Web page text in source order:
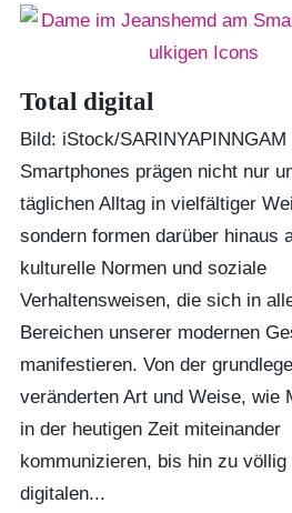
Total digital
Bild: iStock/SARINYAPINNGAM
Smartphones prägen nicht nur
täglichen Alltag in vielfältiger
sondern formen darüber hinaus
kulturelle Normen und soziale
Verhaltensweisen, die sich in
Bereichen unserer modernen
manifestieren. Von der
veränderten Art und Weise, wie
in der heutigen Zeit miteinander
kommunizieren, bis hin zu völlig
digitalen...